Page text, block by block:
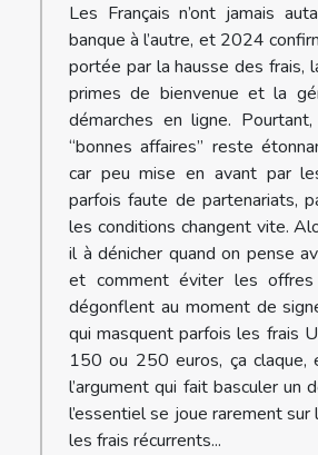
Les Français n’ont jamais
banque à l’autre, et 2024
portée par la hausse des frais,
primes de bienvenue et la
démarches en ligne.
“bonnes affaires” reste
car peu mise en avant par
parfois faute de partenariats,
les conditions changent vite.
il à dénicher quand on pense
et comment éviter les
dégonflent au moment de
qui masquent parfois les frais
150 ou 250 euros, ça claque,
l’argument qui fait basculer un
l’essentiel se joue rarement sur
les frais récurrents...